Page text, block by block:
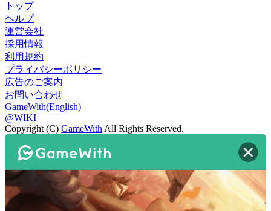
トップ
ヘルプ
運営会社
採用情報
利用規約
プライバシーポリシー
広告のご案内
お問い合わせ
GameWith(English)
@WIKI
Copyright (C) GameWith All Rights Reserved.